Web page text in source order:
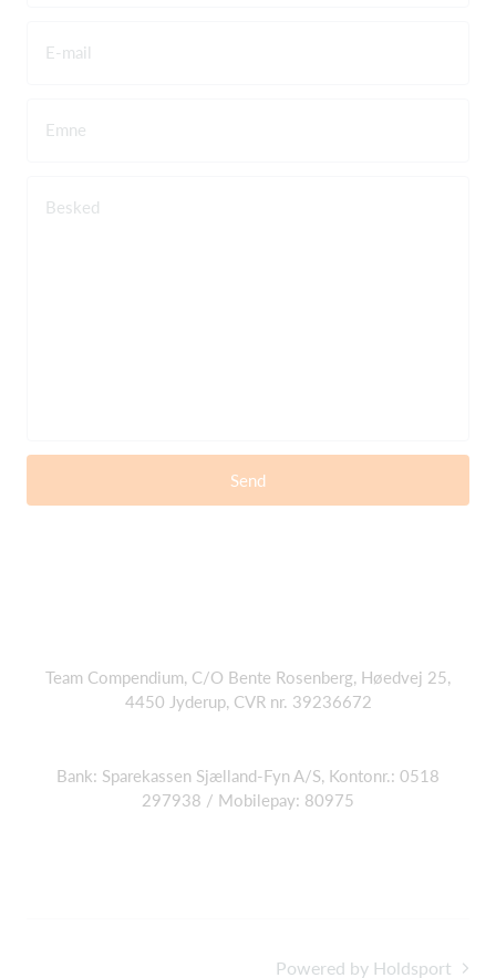
E-mail
Emne
Besked
Send
Team Compendium, C/O Bente Rosenberg, Høedvej 25,
4450 Jyderup, CVR nr. 39236672
Bank: Sparekassen Sjælland-Fyn A/S, Kontonr.: 0518
297938 / Mobilepay: 80975
Powered by Holdsport